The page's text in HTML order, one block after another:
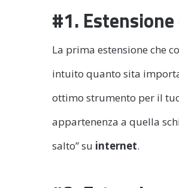
#1.
La prima estensione che
intuito quanto sita
ottimo strumento per il
appartenenza a quella
salto” su internet.